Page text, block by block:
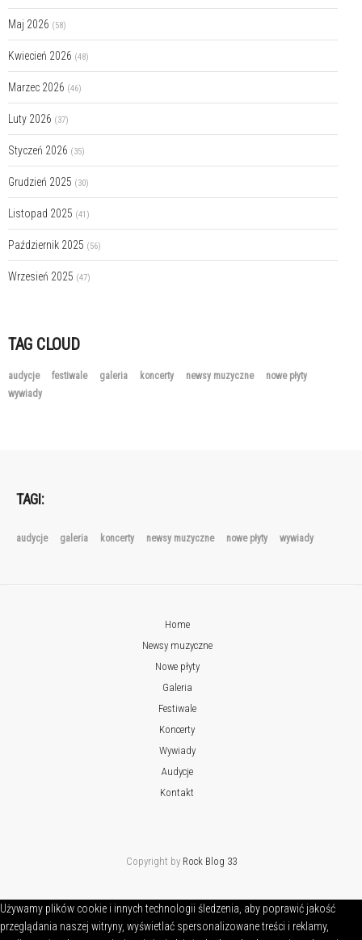
Maj 2026 (58)
Kwiecień 2026 (48)
Marzec 2026 (46)
Luty 2026 (37)
Styczeń 2026 (35)
Grudzień 2025 (30)
Listopad 2025 (41)
Październik 2025 (56)
Wrzesień 2025 (47)
TAG CLOUD
audycje festiwale galeria koncerty newsy muzyczne
nowe płyty
wywiady
TAGI:
audycje galeria koncerty newsy muzyczne nowe płyty wywiady
Home
Newsy muzyczne
Nowe płyty
Galeria
Festiwale
Koncerty
Wywiady
Audycje
Kontakt
Copyright by Rock Blog 33
Używamy plików cookie i innych technologii śledzenia, aby poprawić jakość
przeglądania naszej witryny, wyświetlać spersonalizowane treści i reklamy,